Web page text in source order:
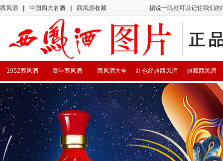
西凤酒 中国四大名酒 西凤酒收藏 据说一眼就可以记住我们
典藏西凤酒
红色经典西凤酒
西凤酒大全
秦沣西凤酒
1952西凤酒